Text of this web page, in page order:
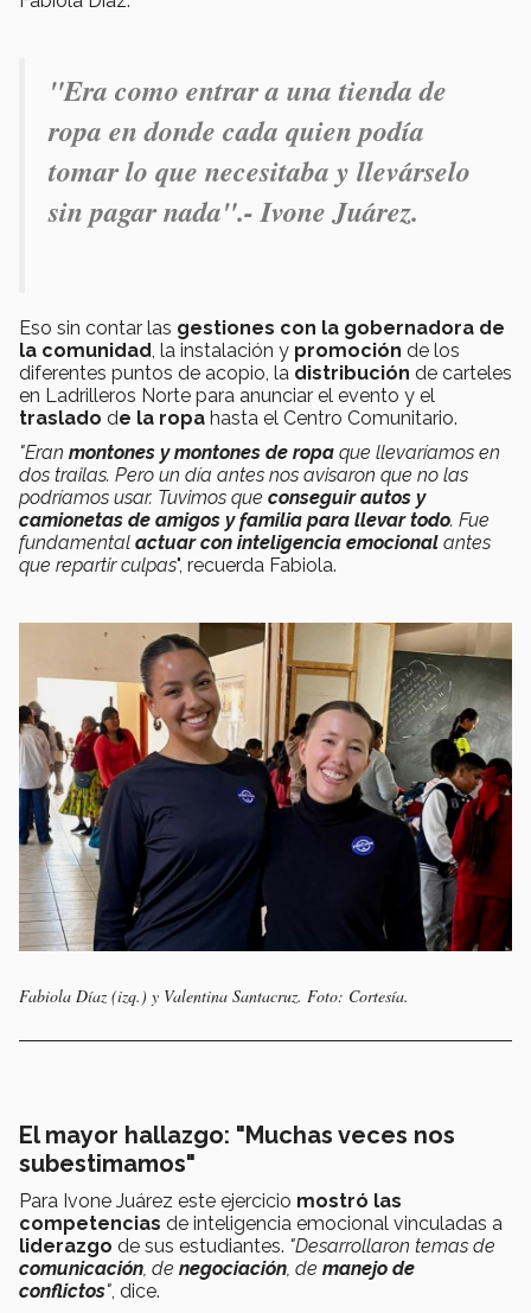
"Era como entrar a una tienda de
ropa en donde cada quien podía
tomar lo que necesitaba y llevárselo
sin pagar nada".- Ivone Juárez.
Eso sin contar las gestiones con la gobernadora de
la comunidad, la instalación y promoción de los
diferentes puntos de acopio, la distribución de carteles
en Ladrilleros Norte para anunciar el evento y el
traslado de la ropa hasta el Centro Comunitario.
"Eran montones y montones de ropa que llevaríamos en
dos trailas. Pero un día antes nos avisaron que no las
podríamos usar. Tuvimos que conseguir autos y
camionetas de amigos y familia para llevar todo. Fue
fundamental actuar con inteligencia emocional antes
que repartir culpas", recuerda Fabiola.
Fabiola Díaz (izq.) y Valentina Santacruz. Foto: Cortesía.
El mayor hallazgo: "Muchas veces nos
subestimamos"
Para Ivone Juárez este ejercicio mostró las
competencias de inteligencia emocional vinculadas a
liderazgo de sus estudiantes. "Desarrollaron temas de
comunicación, de negociación, de manejo de
conflictos", dice.